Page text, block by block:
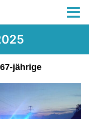
jährige